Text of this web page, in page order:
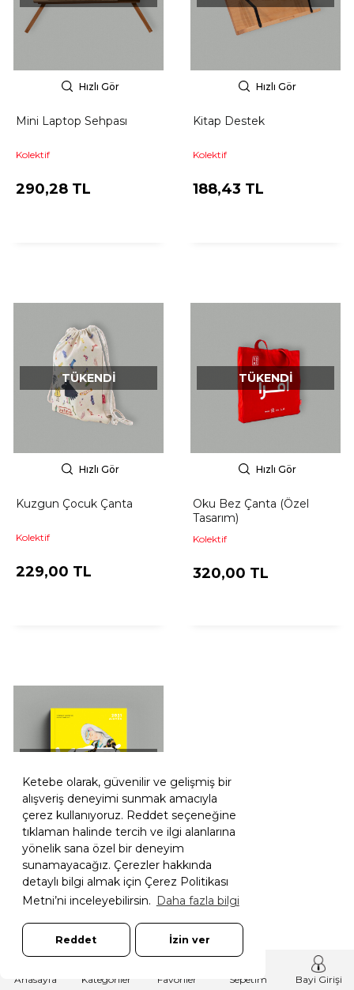
Ketebe olarak, güvenilir ve gelişmiş bir
alışveriş deneyimi sunmak amacıyla
çerez kullanıyoruz. Reddet seçeneğine
tıklaman halinde tercih ve ilgi alanlarına
yönelik sana özel bir deneyim
sunamayacağız. Çerezler hakkında
detaylı bilgi almak için Çerez Politikası
Metni’ni inceleyebilirsin. Daha fazla bilgi
Reddet İzin ver
Anasayfa Kategoriler Favoriler Sepetim Bayi Girişi
Hızlı Gör
Mini Laptop Sehpası
Kolektif
290,28 TL
Hızlı Gör
Kitap Destek
Kolektif
188,43 TL
Hızlı Gör
TÜKENDI
Kuzgun Çocuk Çanta
Kolektif
229,00 TL
Hızlı Gör
TÜKENDI
Oku Bez Çanta (Özel
Tasarım)
Kolektif
320,00 TL
Hızlı Gör
2021 Ajanda: Kedi Aşkına
Kolektif
59,00 TL